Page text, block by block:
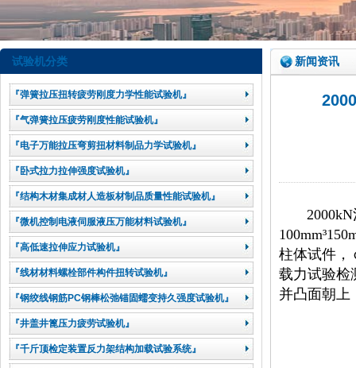
试验机分类
『弹簧拉压扭转疲劳刚度力学性能试验机』
『气弹簧拉压疲劳刚度性能试验机』
『电子万能拉压弯剪扭材料制品力学试验机』
『卧式拉力拉伸强度试验机』
『结构木材集成材人造板材制品质量性能试验机』
『微机控制电液伺服液压万能材料试验机』
『高低速拉伸应力试验机』
『线材材料螺栓部件构件扭转试验机』
『钢绞线钢筋PC钢棒松弛锚固蠕变持久强度试验机』
『井盖井篦压力疲劳试验机』
『千斤顶检定装置反力架结构加载试验系统』
新闻资讯
柱体试件，
载力试验检
并凸面朝上